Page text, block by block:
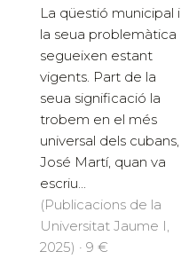
La qüestió municipal i
la seua problemàtica
segueixen estant
vigents. Part de la
seua significació la
trobem en el més
universal dels cubans,
José Martí, quan va
escriu...
(Publicacions de la
Universitat Jaume I,
2025) · 9 €